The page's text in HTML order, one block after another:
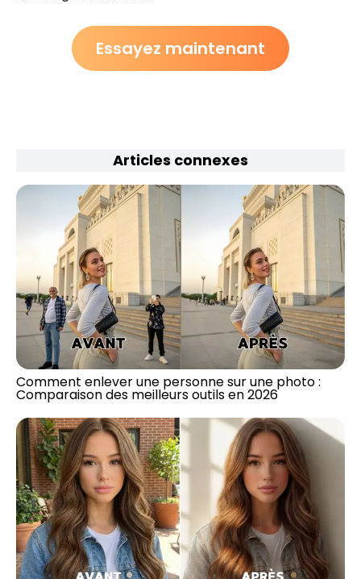
Essayez maintenant
Articles connexes
Comment enlever une personne sur une photo :
Comparaison des meilleurs outils en 2026